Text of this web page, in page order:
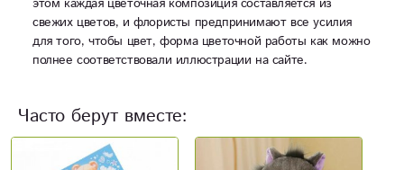
этом каждая цветочная композиция составляется из
свежих цветов, и флористы предпринимают все усилия
для того, чтобы цвет, форма цветочной работы как можно
полнее соответствовали иллюстрации на сайте.
Часто берут вместе: